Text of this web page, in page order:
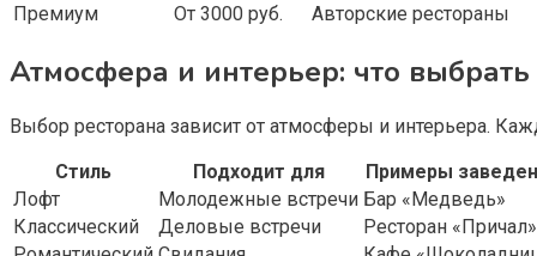
Премиум
От 3000 руб. Авторские рестораны
Атмосфера и интерьер: что выбрать
Выбор ресторана зависит от атмосферы и интерьера.
Стиль
Подходит для
Примеры
Лофт
Молодежные встречи Бар «Медведь»
Классический
Деловые встречи
Ресторан «Причал»